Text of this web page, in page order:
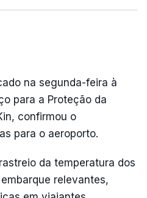
na segunda-feira à
para a Proteção da
confirmou o
para o aeroporto.
da temperatura dos
relevantes,